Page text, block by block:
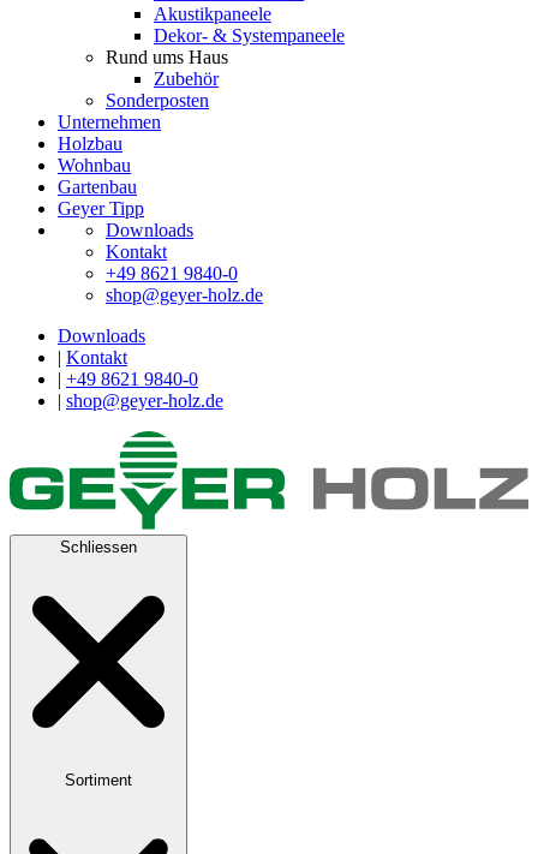
Akustikpaneele
Dekor- & Systempaneele
Rund ums Haus
Zubehör
Sonderposten
Unternehmen
Holzbau
Wohnbau
Gartenbau
Geyer Tipp
Downloads
Kontakt
+49 8621 9840-0
shop@geyer-holz.de
Downloads
| Kontakt
| +49 8621 9840-0
| shop@geyer-holz.de
Schliessen
Sortiment